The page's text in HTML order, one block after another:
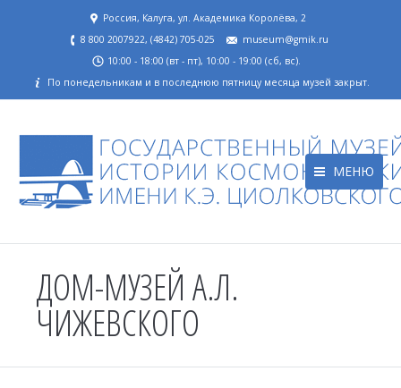
Россия, Калуга, ул. Академика Королёва, 2
8 800 2007922, (4842) 705-025
museum@gmik.ru
10:00 - 18:00 (вт - пт), 10:00 - 19:00 (сб, вс).
По понедельникам и в последнюю пятницу месяца музей закрыт.
МЕНЮ
ДОМ-МУЗЕЙ А.Л.
ЧИЖЕВСКОГО